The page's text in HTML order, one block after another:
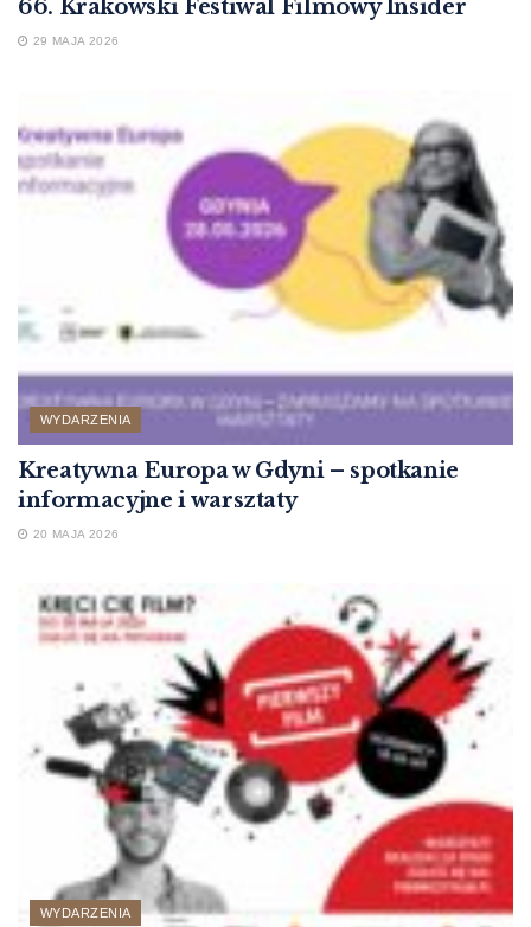
66. Krakowski Festiwal Filmowy Insider
29 MAJA 2026
WYDARZENIA
Kreatywna Europa w Gdyni – spotkanie
informacyjne i warsztaty
20 MAJA 2026
WYDARZENIA